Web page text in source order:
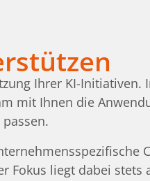
Ihrer KI-Initiativen.
mit Ihnen die
Fokus liegt dabei stets